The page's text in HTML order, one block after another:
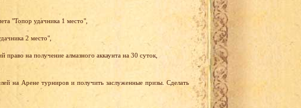
"Топор удачника 1 место",
2 место",
на получение алмазного аккаунта на 30 суток,
на Арене турниров и получить заслуженные призы. Сделать